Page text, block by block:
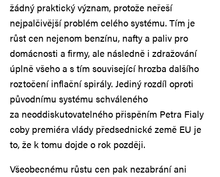
žádný praktický význam, protože neřeší
nejpalčivější problém celého systému. Tím je
růst cen nejenom benzínu, nafty a paliv pro
domácnosti a firmy, ale následně i zdražování
úplně všeho a s tím související hrozba dalšího
roztočení inflační spirály. Jediný rozdíl oproti
původnímu systému schváleného
za neoddiskutovatelného přispěním Petra Fialy
coby premiéra vlády předsednické země EU je
to, že k tomu dojde o rok později.
Všeobecnému růstu cen pak nezabrání ani